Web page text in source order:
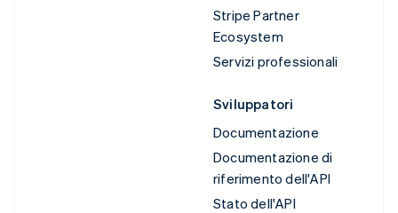
Stripe Partner
Ecosystem
Servizi professionali
Sviluppatori
Documentazione
Documentazione di
riferimento dell'API
Stato dell'API